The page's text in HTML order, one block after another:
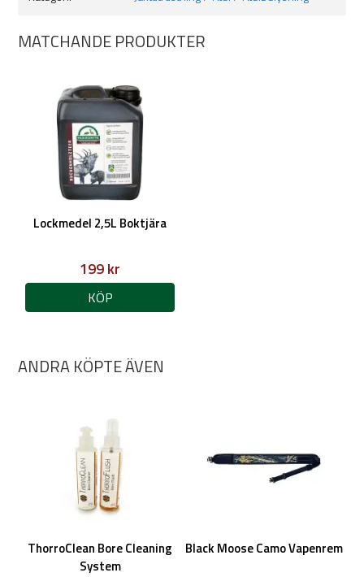
4 st pluggar
När produkten inte används på ett tag, är det viktigt att batteriet
laddas. Om inte detta görs med jämna mellanrum, så riskerar
batteriet att ta skada och eventuellt sluta fungera.
Testad och utvecklad i Sverige
MATCHANDE PRODUKTER
Lockmedel 2,5L Boktjära
199 kr
KÖP
ANDRA KÖPTE ÄVEN
ThorroClean Bore Cleaning
System
Black Moose Camo Vapenrem